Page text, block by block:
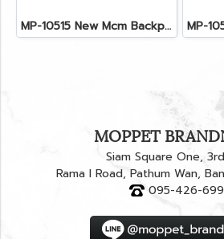
MP-10515 New Mcm Backpack Size M Black Shw
MOPPET
Siam Square One,
Rama I Road, Pathum Wan,
095-426-